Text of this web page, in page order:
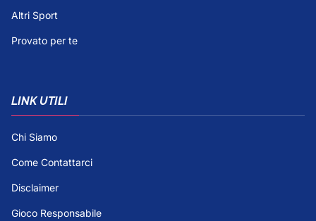
Altri Sport
Provato per te
LINK UTILI
Chi Siamo
Come Contattarci
Disclaimer
Gioco Responsabile